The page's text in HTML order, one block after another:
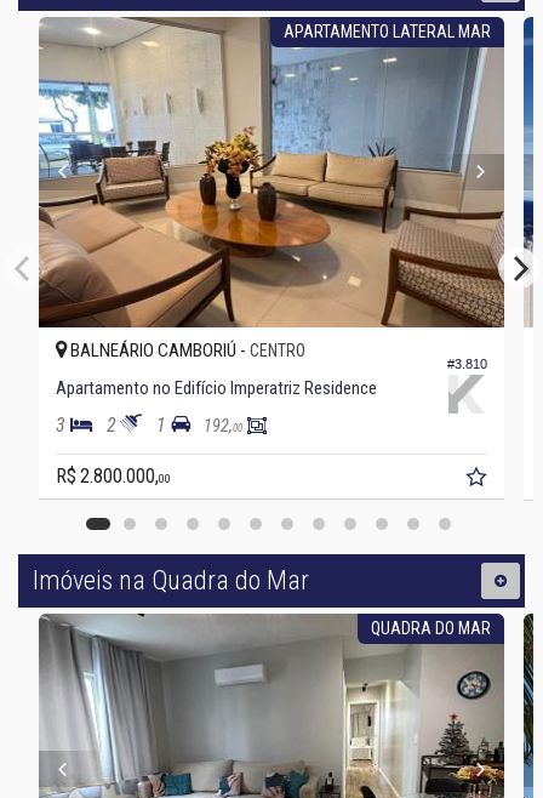
APARTAMENTO LATERAL MAR
#3.810
BALNEÁRIO CAMBORIÚ - CENTRO
Apartamento no Edifício Imperatriz Residence
3 2 1 192,00
R$ 2.800.000,00
Imóveis na Quadra do Mar
QUADRA DO MAR